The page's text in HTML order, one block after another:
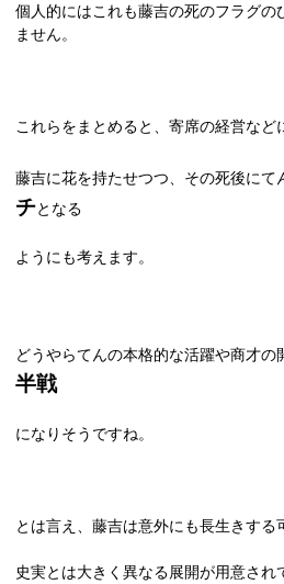
個人的にはこれも藤吉の死のフラグの
ません。
これらをまとめると、寄席の経営な
藤吉に花を持たせつつ、その死後にて
チとなる
ようにも考えます。
どうやらてんの本格的な活躍や商才の
半戦
になりそうですね。
とは言え、藤吉は意外にも長生きする
史実とは大きく異なる展開が用意され